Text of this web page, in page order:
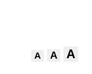
A A A